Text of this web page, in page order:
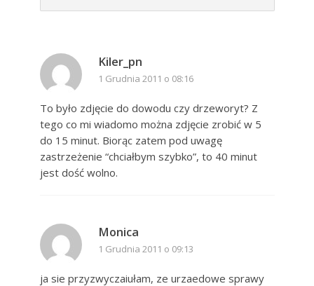
Kiler_pn
1 Grudnia 2011 o 08:16
To było zdjęcie do dowodu czy drzeworyt? Z
tego co mi wiadomo można zdjęcie zrobić w 5
do 15 minut. Biorąc zatem pod uwagę
zastrzeżenie “chciałbym szybko”, to 40 minut
jest dość wolno.
Monica
1 Grudnia 2011 o 09:13
ja sie przyzwyczaiułam, ze urzaedowe sprawy